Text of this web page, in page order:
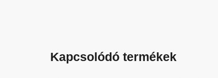
Kapcsolódó termékek